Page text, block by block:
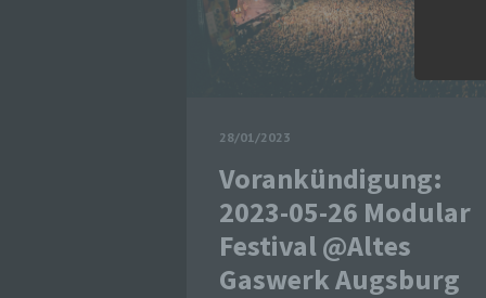
28/01/2023
Vorankündigung:
2023-05-26 Modular
Festival @Altes
Gaswerk Augsburg